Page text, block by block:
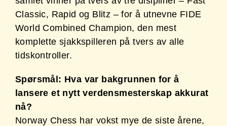
Classic, Rapid og Blitz – for å utnevne FIDE
World Combined Champion, den mest
komplette sjakkspilleren på tvers av alle
tidskontroller.
Spørsmål: Hva var bakgrunnen for å
lansere et nytt verdensmesterskap akkurat
nå?
Norway Chess har vokst mye de siste årene,